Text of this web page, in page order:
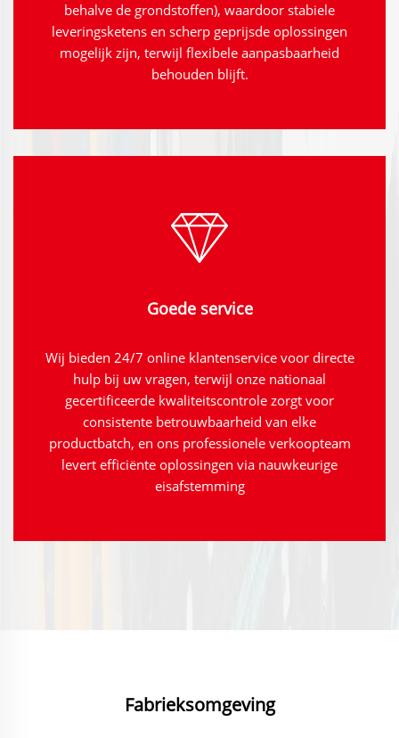
behalve de grondstoffen), waardoor stabiele
leveringsketens en scherp geprijsde oplossingen
mogelijk zijn, terwijl flexibele aanpasbaarheid
behouden blijft.
Goede service
Wij bieden 24/7 online klantenservice voor directe
hulp bij uw vragen, terwijl onze nationaal
gecertificeerde kwaliteitscontrole zorgt voor
consistente betrouwbaarheid van elke
productbatch, en ons professionele verkoopteam
levert efficiënte oplossingen via nauwkeurige
eisafstemming
Fabrieksomgeving